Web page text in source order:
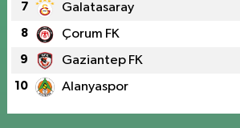
7 Galatasaray
8 Çorum FK
9 Gaziantep FK
10 Alanyaspor